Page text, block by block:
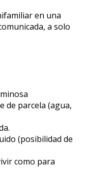
en una
a solo
de parcela (agua,
(posibilidad de
como para